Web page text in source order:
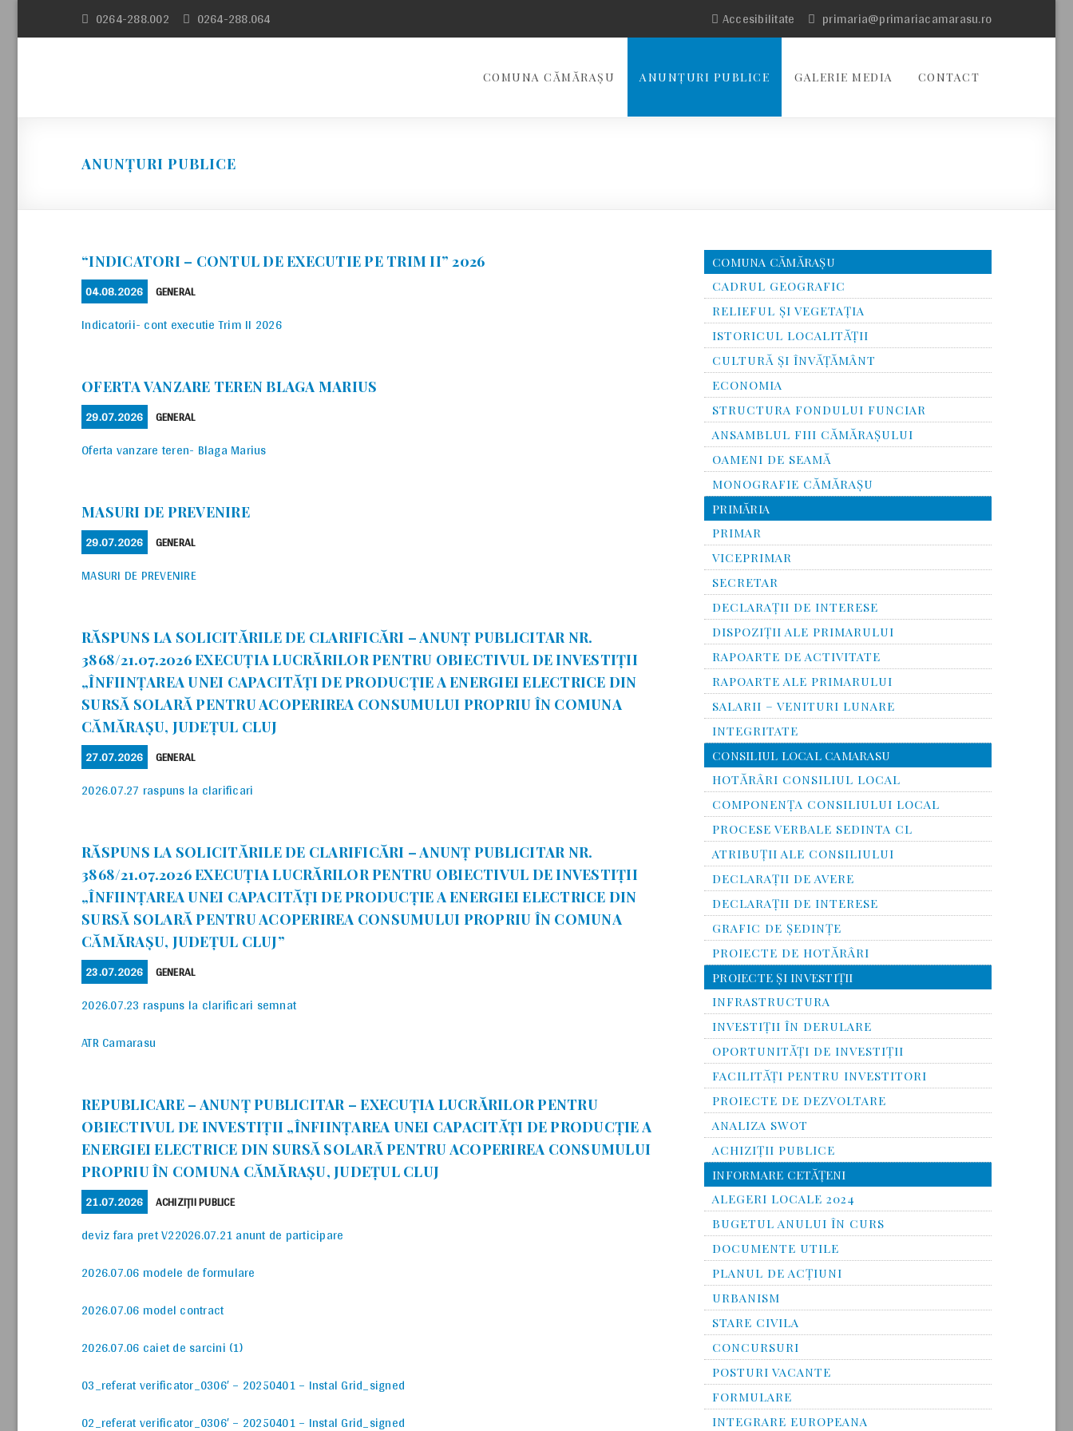
0264-288.002 0264-288.064 Accesibilitate primaria@primariacamarasu.ro
COMUNA CĂMĂRAȘU ANUNȚURI PUBLICE GALERIE MEDIA CONTACT
ANUNȚURI PUBLICE
“INDICATORI – CONTUL DE EXECUTIE PE TRIM II” 2026
POSTED
ON
04.08.2026 CATEGORIES
GENERAL
Indicatorii- cont executie Trim II 2026
OFERTA VANZARE TEREN BLAGA MARIUS
POSTED
ON
29.07.2026 CATEGORIES
GENERAL
Oferta vanzare teren- Blaga Marius
MASURI DE PREVENIRE
POSTED
ON
29.07.2026 CATEGORIES
GENERAL
MASURI DE PREVENIRE
RĂSPUNS LA SOLICITĂRILE DE CLARIFICĂRI – ANUNȚ PUBLICITAR NR.
3868/21.07.2026 EXECUȚIA LUCRĂRILOR PENTRU OBIECTIVUL DE INVESTIȚII
„ÎNFIINȚAREA UNEI CAPACITĂȚI DE PRODUCȚIE A ENERGIEI ELECTRICE DIN
SURSĂ SOLARĂ PENTRU ACOPERIREA CONSUMULUI PROPRIU ÎN COMUNA
CĂMĂRAȘU, JUDEȚUL CLUJ
POSTED
ON
27.07.2026 CATEGORIES
GENERAL
2026.07.27 raspuns la clarificari
RĂSPUNS LA SOLICITĂRILE DE CLARIFICĂRI – ANUNȚ PUBLICITAR NR.
3868/21.07.2026 EXECUȚIA LUCRĂRILOR PENTRU OBIECTIVUL DE INVESTIȚII
„ÎNFIINȚAREA UNEI CAPACITĂȚI DE PRODUCȚIE A ENERGIEI ELECTRICE DIN
SURSĂ SOLARĂ PENTRU ACOPERIREA CONSUMULUI PROPRIU ÎN COMUNA
CĂMĂRAȘU, JUDEȚUL CLUJ”
POSTED
ON
23.07.2026 CATEGORIES
GENERAL
2026.07.23 raspuns la clarificari semnat
ATR Camarasu
REPUBLICARE – ANUNȚ PUBLICITAR – EXECUȚIA LUCRĂRILOR PENTRU
OBIECTIVUL DE INVESTIȚII „ÎNFIINȚAREA UNEI CAPACITĂȚI DE PRODUCȚIE A
ENERGIEI ELECTRICE DIN SURSĂ SOLARĂ PENTRU ACOPERIREA CONSUMULUI
PROPRIU ÎN COMUNA CĂMĂRAȘU, JUDEȚUL CLUJ
POSTED
ON
21.07.2026 CATEGORIES
ACHIZIȚII PUBLICE
deviz fara pret V22026.07.21 anunt de participare
2026.07.06 modele de formulare
2026.07.06 model contract
2026.07.06 caiet de sarcini (1)
03_referat verificator_0306′ – 20250401 – Instal Grid_signed
02_referat verificator_0306′ – 20250401 – Instal Grid_signed
COMUNA CĂMĂRAȘU
CADRUL GEOGRAFIC
RELIEFUL ŞI VEGETAŢIA
ISTORICUL LOCALITĂŢII
CULTURĂ ŞI ÎNVĂŢĂMÂNT
ECONOMIA
STRUCTURA FONDULUI FUNCIAR
ANSAMBLUL FIII CĂMĂRAŞULUI
OAMENI DE SEAMĂ
MONOGRAFIE CĂMĂRAŞU
PRIMĂRIA
PRIMAR
VICEPRIMAR
SECRETAR
DECLARAȚII DE INTERESE
DISPOZIȚII ALE PRIMARULUI
RAPOARTE DE ACTIVITATE
RAPOARTE ALE PRIMARULUI
SALARII – VENITURI LUNARE
INTEGRITATE
CONSILIUL LOCAL CAMARASU
HOTĂRÂRI CONSILIUL LOCAL
COMPONENŢA CONSILIULUI LOCAL
PROCESE VERBALE SEDINTA CL
ATRIBUŢII ALE CONSILIULUI
DECLARAȚII DE AVERE
DECLARAŢII DE INTERESE
GRAFIC DE ŞEDINŢE
PROIECTE DE HOTĂRÂRI
PROIECTE ŞI INVESTIŢII
INFRASTRUCTURA
INVESTIŢII ÎN DERULARE
OPORTUNITĂŢI DE INVESTIŢII
FACILITĂŢI PENTRU INVESTITORI
PROIECTE DE DEZVOLTARE
ANALIZA SWOT
ACHIZIȚII PUBLICE
INFORMARE CETĂŢENI
ALEGERI LOCALE 2024
BUGETUL ANULUI ÎN CURS
DOCUMENTE UTILE
PLANUL DE ACȚIUNI
URBANISM
STARE CIVILA
CONCURSURI
POSTURI VACANTE
FORMULARE
INTEGRARE EUROPEANA